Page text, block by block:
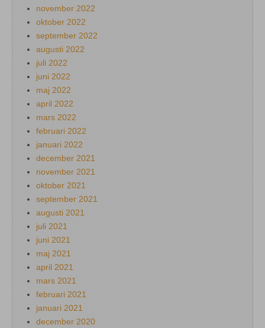
november 2022
oktober 2022
september 2022
augusti 2022
juli 2022
juni 2022
maj 2022
april 2022
mars 2022
februari 2022
januari 2022
december 2021
november 2021
oktober 2021
september 2021
augusti 2021
juli 2021
juni 2021
maj 2021
april 2021
mars 2021
februari 2021
januari 2021
december 2020